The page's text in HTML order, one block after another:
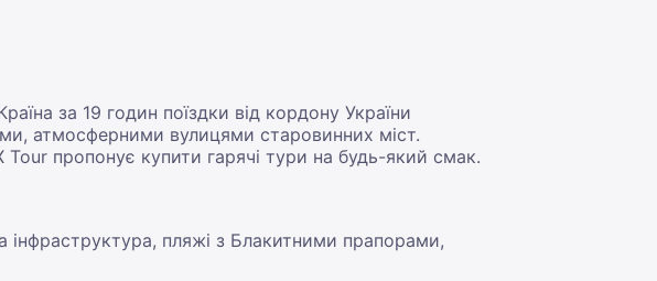
за 19 годин поїздки від кордону України
атмосферними вулицями старовинних міст.
Tour пропонує купити гарячі тури на будь-який смак.
інфраструктура, пляжі з Блакитними прапорами,